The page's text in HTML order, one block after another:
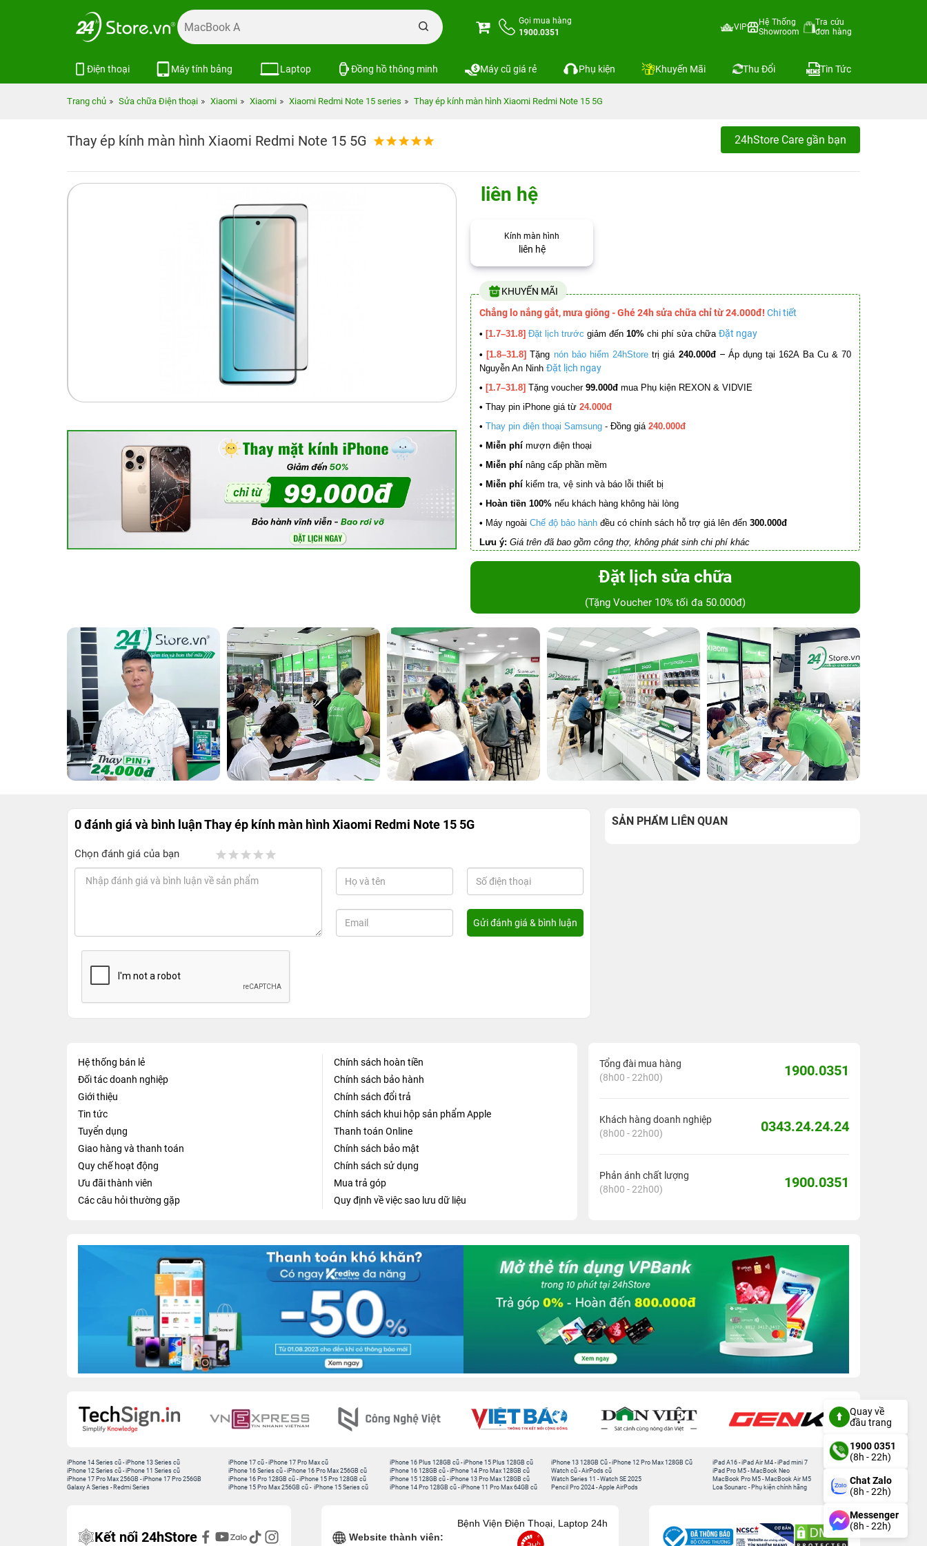
Gọi mua hàng
1900.0351
VIP
Hệ Thống
Showroom
Tra cứu
đơn hàng
Điện thoại Máy tính bảng Laptop Đồng hồ thông minh Máy cũ giá rẻ Phụ kiện Khuyến Mãi Thu Đổi Tin Tức
Trang chủ Sửa chữa Điện thoại Xiaomi Xiaomi Xiaomi Redmi Note 15 series Thay ép kính màn hình Xiaomi Redmi Note 15 5G
Thay ép kính màn hình Xiaomi Redmi Note 15 5G 24hStore Care gần bạn
liên hệ
Kính màn hình
liên hệ
KHUYẾN MÃI
Chẳng lo nắng gắt, mưa giông - Ghé 24h sửa chữa chỉ từ 24.000đ! Chi tiết
• [1.7–31.8] Đặt lịch trước giảm đến 10% chi phí sửa chữa Đặt ngay
• [1.8–31.8] Tặng nón bảo hiểm 24hStore trị giá 240.000đ – Áp dụng tại 162A Ba Cu & 70
Nguyễn An Ninh Đặt lịch ngay
• [1.7–31.8] Tặng voucher 99.000đ mua Phụ kiện REXON & VIDVIE
• Thay pin iPhone giá từ 24.000đ
• Thay pin điện thoại Samsung - Đồng giá 240.000đ
• Miễn phí mượn điện thoại
• Miễn phí nâng cấp phần mềm
• Miễn phí kiểm tra, vệ sinh và báo lỗi thiết bị
• Hoàn tiền 100% nếu khách hàng không hài lòng
• Máy ngoài Chế độ bảo hành đều có chính sách hỗ trợ giá lên đến 300.000đ
Lưu ý: Giá trên đã bao gồm công thợ, không phát sinh chi phí khác
Đặt lịch sửa chữa
(Tặng Voucher 10% tối đa 50.000đ)
0 đánh giá và bình luậnThay ép kính màn hình Xiaomi Redmi Note 15 5G
Chọn đánh giá của bạn
SẢN PHẨM LIÊN QUAN
Hệ thống bán lẻ
Đối tác doanh nghiệp
Giới thiệu
Tin tức
Tuyển dụng
Giao hàng và thanh toán
Quy chế hoạt động
Ưu đãi thành viên
Các câu hỏi thường gặp
Chính sách hoàn tiền
Chính sách bảo hành
Chính sách đổi trả
Chính sách khui hộp sản phẩm Apple
Thanh toán Online
Chính sách bảo mật
Chính sách sử dụng
Mua trả góp
Quy định về việc sao lưu dữ liệu
Tổng đài mua hàng
(8h00 - 22h00)
1900.0351
Khách hàng doanh nghiệp
(8h00 - 22h00)
0343.24.24.24
Phản ánh chất lượng
(8h00 - 22h00)
1900.0351
iPhone 14 Series cũ -iPhone 13 Series cũ
iPhone 12 Series cũ -iPhone 11 Series cũ
iPhone 17 Pro Max 256GB -iPhone 17 Pro 256GB
Galaxy A Series - Redmi Series
iPhone 17 cũ -iPhone 17 Pro Max cũ
iPhone 16 Series cũ - iPhone 16 Pro Max 256GB cũ
iPhone 16 Pro 128GB cũ -iPhone 15 Pro 128GB cũ
iPhone 15 Pro Max 256GB cũ - iPhone 15 Series cũ
iPhone 16 Plus 128GB cũ -iPhone 15 Plus 128GB cũ
iPhone 16 128GB cũ -iPhone 14 Pro Max 128GB cũ
iPhone 15 128GB cũ -iPhone 13 Pro Max 128GB cũ
iPhone 14 Pro 128GB cũ -iPhone 11 Pro Max 64GB cũ
iPhone 13 128GB Cũ -iPhone 12 Pro Max 128GB Cũ
Watch cũ -AirPods cũ
Watch Series 11 -Watch SE 2025
Pencil Pro 2024 -Apple AirPods
iPad A16 -iPad Air M4 -iPad mini 7
iPad Pro M5 - MacBook Neo
MacBook Pro M5 - MacBook Air M5
Loa Sounarc - Phụ kiện chính hãng
Kết nối 24hStore Website thành viên:
Bệnh Viện Điện Thoại, Laptop 24h
Quay về
đầu trang
1900 0351
(8h - 22h)
Chat Zalo
(8h - 22h)
Messenger
(8h - 22h)